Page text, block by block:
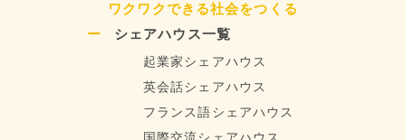
ワクワクできる社会をつくる
シェアハウス一覧
起業家シェアハウス
英会話シェアハウス
フランス語シェアハウス